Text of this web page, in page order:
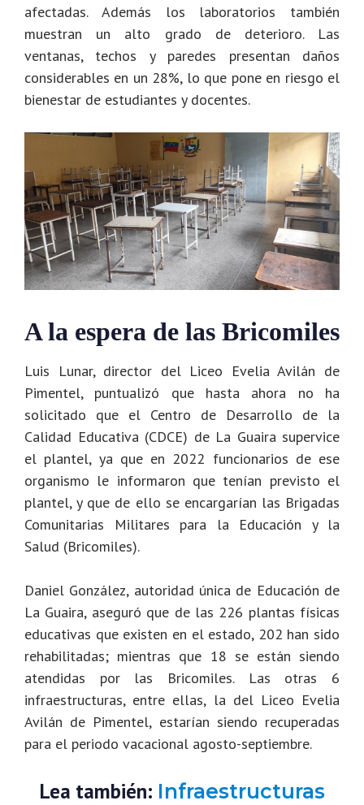
afectadas. Además los laboratorios también
muestran un alto grado de deterioro. Las
ventanas, techos y paredes presentan daños
considerables en un 28%, lo que pone en riesgo el
bienestar de estudiantes y docentes.
A la espera de las Bricomiles
Luis Lunar, director del Liceo Evelia Avilán de
Pimentel, puntualizó que hasta ahora no ha
solicitado que el Centro de Desarrollo de la
Calidad Educativa (CDCE) de La Guaira supervice
el plantel, ya que en 2022 funcionarios de ese
organismo le informaron que tenían previsto el
plantel, y que de ello se encargarían las Brigadas
Comunitarias Militares para la Educación y la
Salud (Bricomiles).
Daniel González, autoridad única de Educación de
La Guaira, aseguró que de las 226 plantas físicas
educativas que existen en el estado, 202 han sido
rehabilitadas; mientras que 18 se están siendo
atendidas por las Bricomiles. Las otras 6
infraestructuras, entre ellas, la del Liceo Evelia
Avilán de Pimentel, estarían siendo recuperadas
para el periodo vacacional agosto-septiembre.
Lea también: Infraestructuras